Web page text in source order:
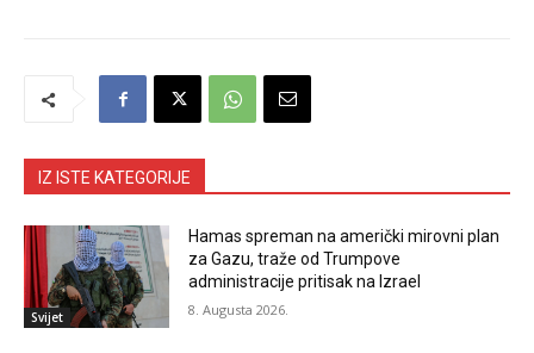
IZ ISTE KATEGORIJE
Svijet
Hamas spreman na američki mirovni plan
za Gazu, traže od Trumpove
administracije pritisak na Izrael
8. Augusta 2026.